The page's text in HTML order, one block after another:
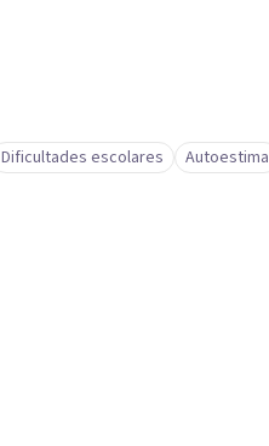
Dificultades escolares
Autoestima